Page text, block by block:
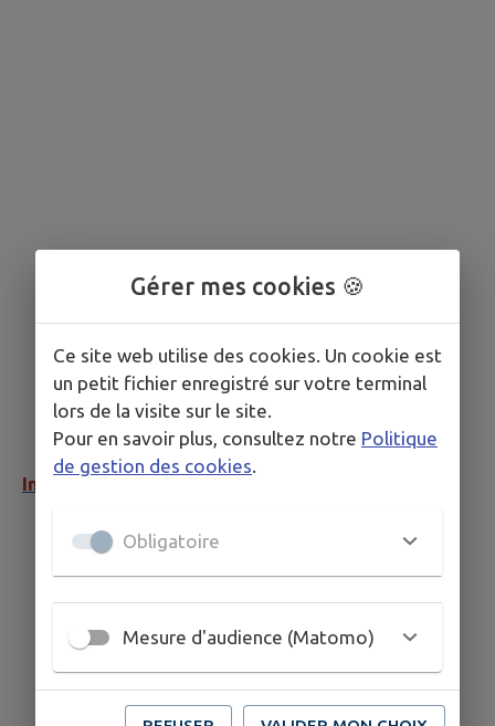
Inscription Age d'Or 2025.pdf
Gérer mes cookies 🍪
Ce site web utilise des cookies. Un cookie est
un petit fichier enregistré sur votre terminal
lors de la visite sur le site.
Pour en savoir plus, consultez notre Politique
de gestion des cookies
Obligatoire
Mesure d'audience (Matomo)